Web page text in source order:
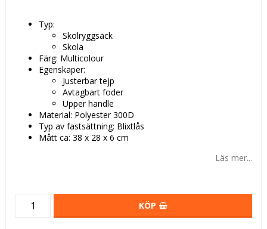
Typ:
Skolryggsäck
Skola
Färg: Multicolour
Egenskaper:
Justerbar tejp
Avtagbart foder
Upper handle
Material: Polyester 300D
Typ av fastsättning: Blixtlås
Mått ca: 38 x 28 x 6 cm
Läs mer...
KÖP